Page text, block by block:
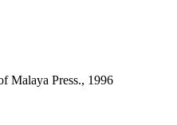
Malaya Press., 1996